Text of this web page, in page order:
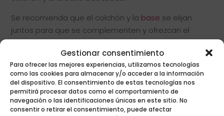
Gestionar consentimiento
Para ofrecer las mejores experiencias, utilizamos tecnologías
como las cookies para almacenar y/o acceder a la información
del dispositivo. El consentimiento de estas tecnologías nos
permitirá procesar datos como el comportamiento de
navegación o las identificaciones únicas en este sitio. No
consentir o retirar el consentimiento, puede afectar
Se recomienda que el colchón y la base se elijan
juntos para que se complementen y ofrezcan el
descanso reparador que tu cuerpo necesita.
Ambos elementos están diseñados para funcionar
juntos y la base soporta gran parte del desgaste
nocturno y contribuye a la comodidad y soporte del
equipo de descanso.